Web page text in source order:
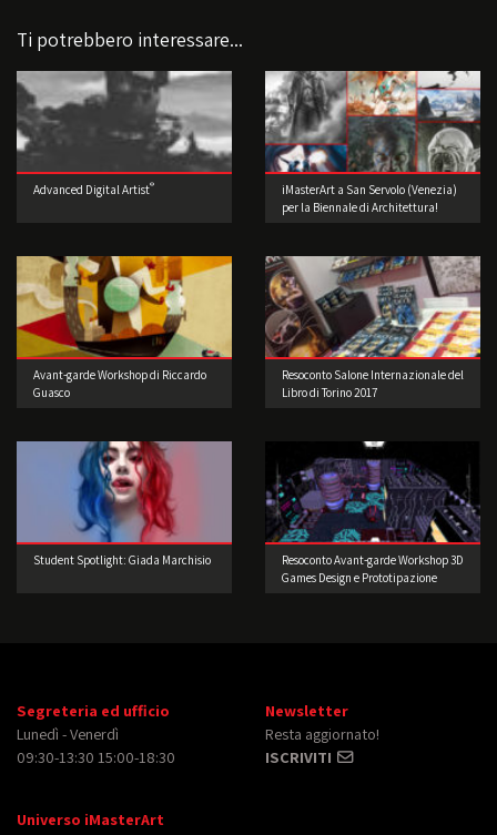
Ti potrebbero interessare...
Advanced Digital Artist®
iMasterArt a San Servolo (Venezia)
per la Biennale di Architettura!
Avant-garde Workshop di Riccardo
Guasco
Resoconto Salone Internazionale del
Libro di Torino 2017
Student Spotlight: Giada Marchisio
Resoconto Avant-garde Workshop 3D
Games Design e Prototipazione
Segreteria ed ufficio
Lunedì - Venerdì
09:30-13:30 15:00-18:30
Newsletter
Resta aggiornato!
ISCRIVITI
Universo iMasterArt